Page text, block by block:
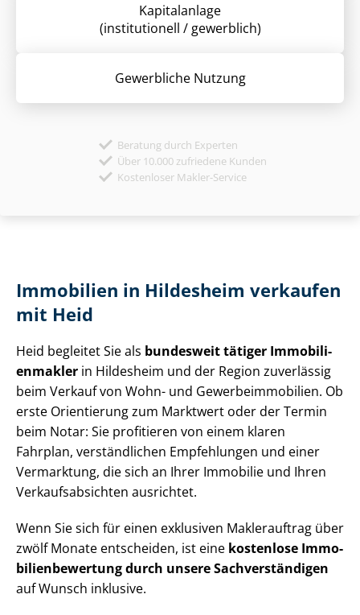
Kapitalanlage
(institutionell / gewerblich)
Gewerbliche Nutzung
Beratung durch Experten
Über 10.000 zufriedene Kunden
Kostenloser Makler-Service
Immobilien in Hildesheim verkaufen
mit Heid
Heid begleitet Sie als bundesweit tätiger Im­mo­bi­li­
en­mak­ler in Hildesheim und der Region zuverlässig
beim Verkauf von Wohn- und Ge­wer­be­im­mo­bi­li­en. Ob
erste Orientierung zum Marktwert oder der Termin
beim Notar: Sie profitieren von einem klaren
Fahrplan, verständlichen Empfehlungen und einer
Vermarktung, die sich an Ihrer Immobilie und Ihren
Ver­kaufs­ab­sich­ten ausrichtet.
Wenn Sie sich für einen exklusiven Maklerauftrag über
zwölf Monate entscheiden, ist eine kostenlose Im­mo­
bi­li­en­be­wer­tung durch unsere Sach­ver­stän­di­gen
auf Wunsch inklusive.